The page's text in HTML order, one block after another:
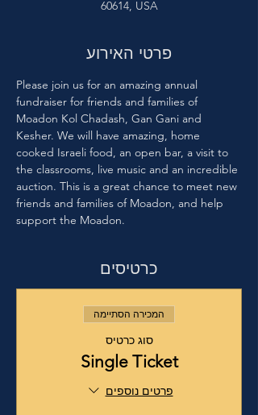
60614, USA
פרטי האירוע
Please join us for an amazing annual
fundraiser for friends and families of
Moadon Kol Chadash, Gan Gani and
Kesher. We will have amazing, home
cooked Israeli food, an open bar, a visit to
the classrooms, live music and an incredible
auction. This is a great chance to meet new
friends and families of Moadon, and help
support the Moadon.
כרטיסים
המכירה הסתיימה
סוג כרטיס
Single Ticket
פרטים נוספים